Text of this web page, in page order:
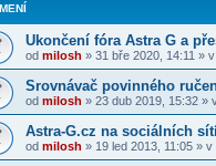
Ukončení fóra Astra G a
od milosh » 31 bře 2020, 14:11 » v
Srovnávač povinného
od milosh » 23 dub 2019, 15:32 »
Astra-G.cz na sociálních
od milosh » 19 led 2013, 11:05 » v